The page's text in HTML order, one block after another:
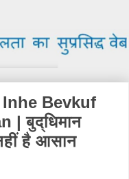
Bevkuf
| बुद्धिमान
है आसान